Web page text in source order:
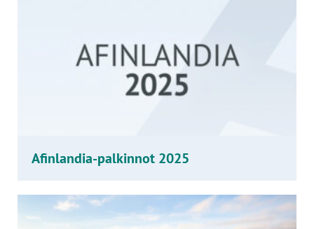
Afinlandia-palkinnot 2025